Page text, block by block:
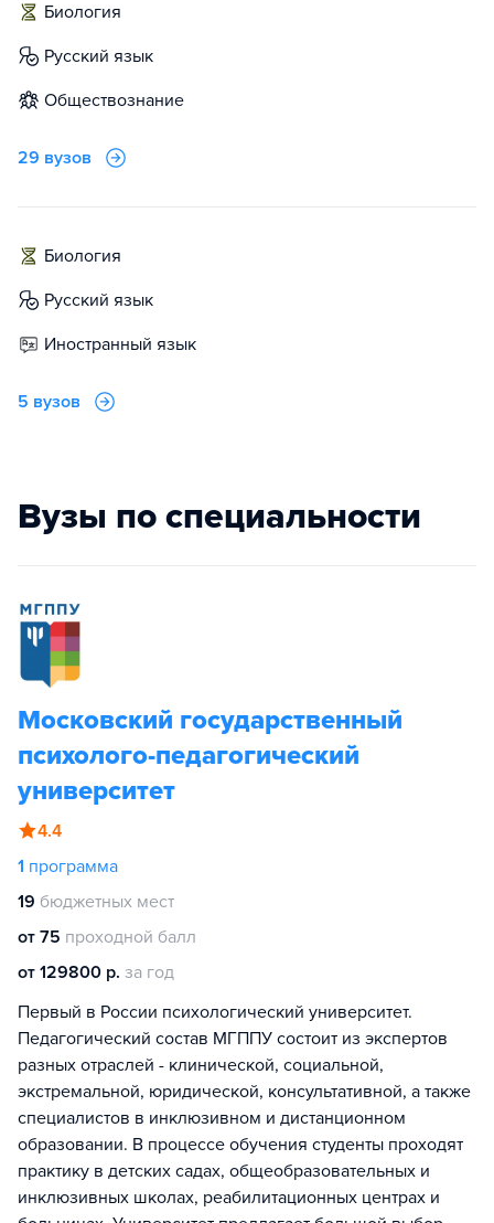
биология
русский язык
обществознание
29 вузов
биология
русский язык
иностранный язык
5 вузов
Вузы по специальности
Московский государственный
психолого-педагогический
университет
4.4
1 программа
19 бюджетных мест
от 75 проходной балл
от 129800 р. за год
Первый в России психологический университет.
Педагогический состав МГППУ состоит из экспертов
разных отраслей - клинической, социальной,
экстремальной, юридической, консультативной, а также
специалистов в инклюзивном и дистанционном
образовании. В процессе обучения студенты проходят
практику в детских садах, общеобразовательных и
инклюзивных школах, реабилитационных центрах и